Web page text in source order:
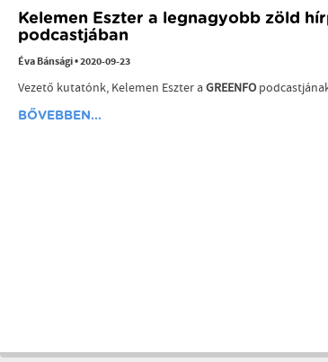
Kelemen Eszter a legnagyobb zöld
podcastjában
Éva Bánsági•2020-09-23
Vezető kutatónk, Kelemen Eszter aGREENFO
BŐVEBBEN...